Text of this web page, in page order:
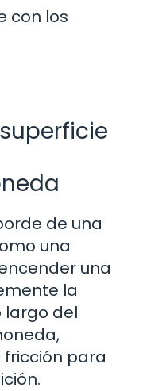
con los
de una
una
una
la
largo del
para